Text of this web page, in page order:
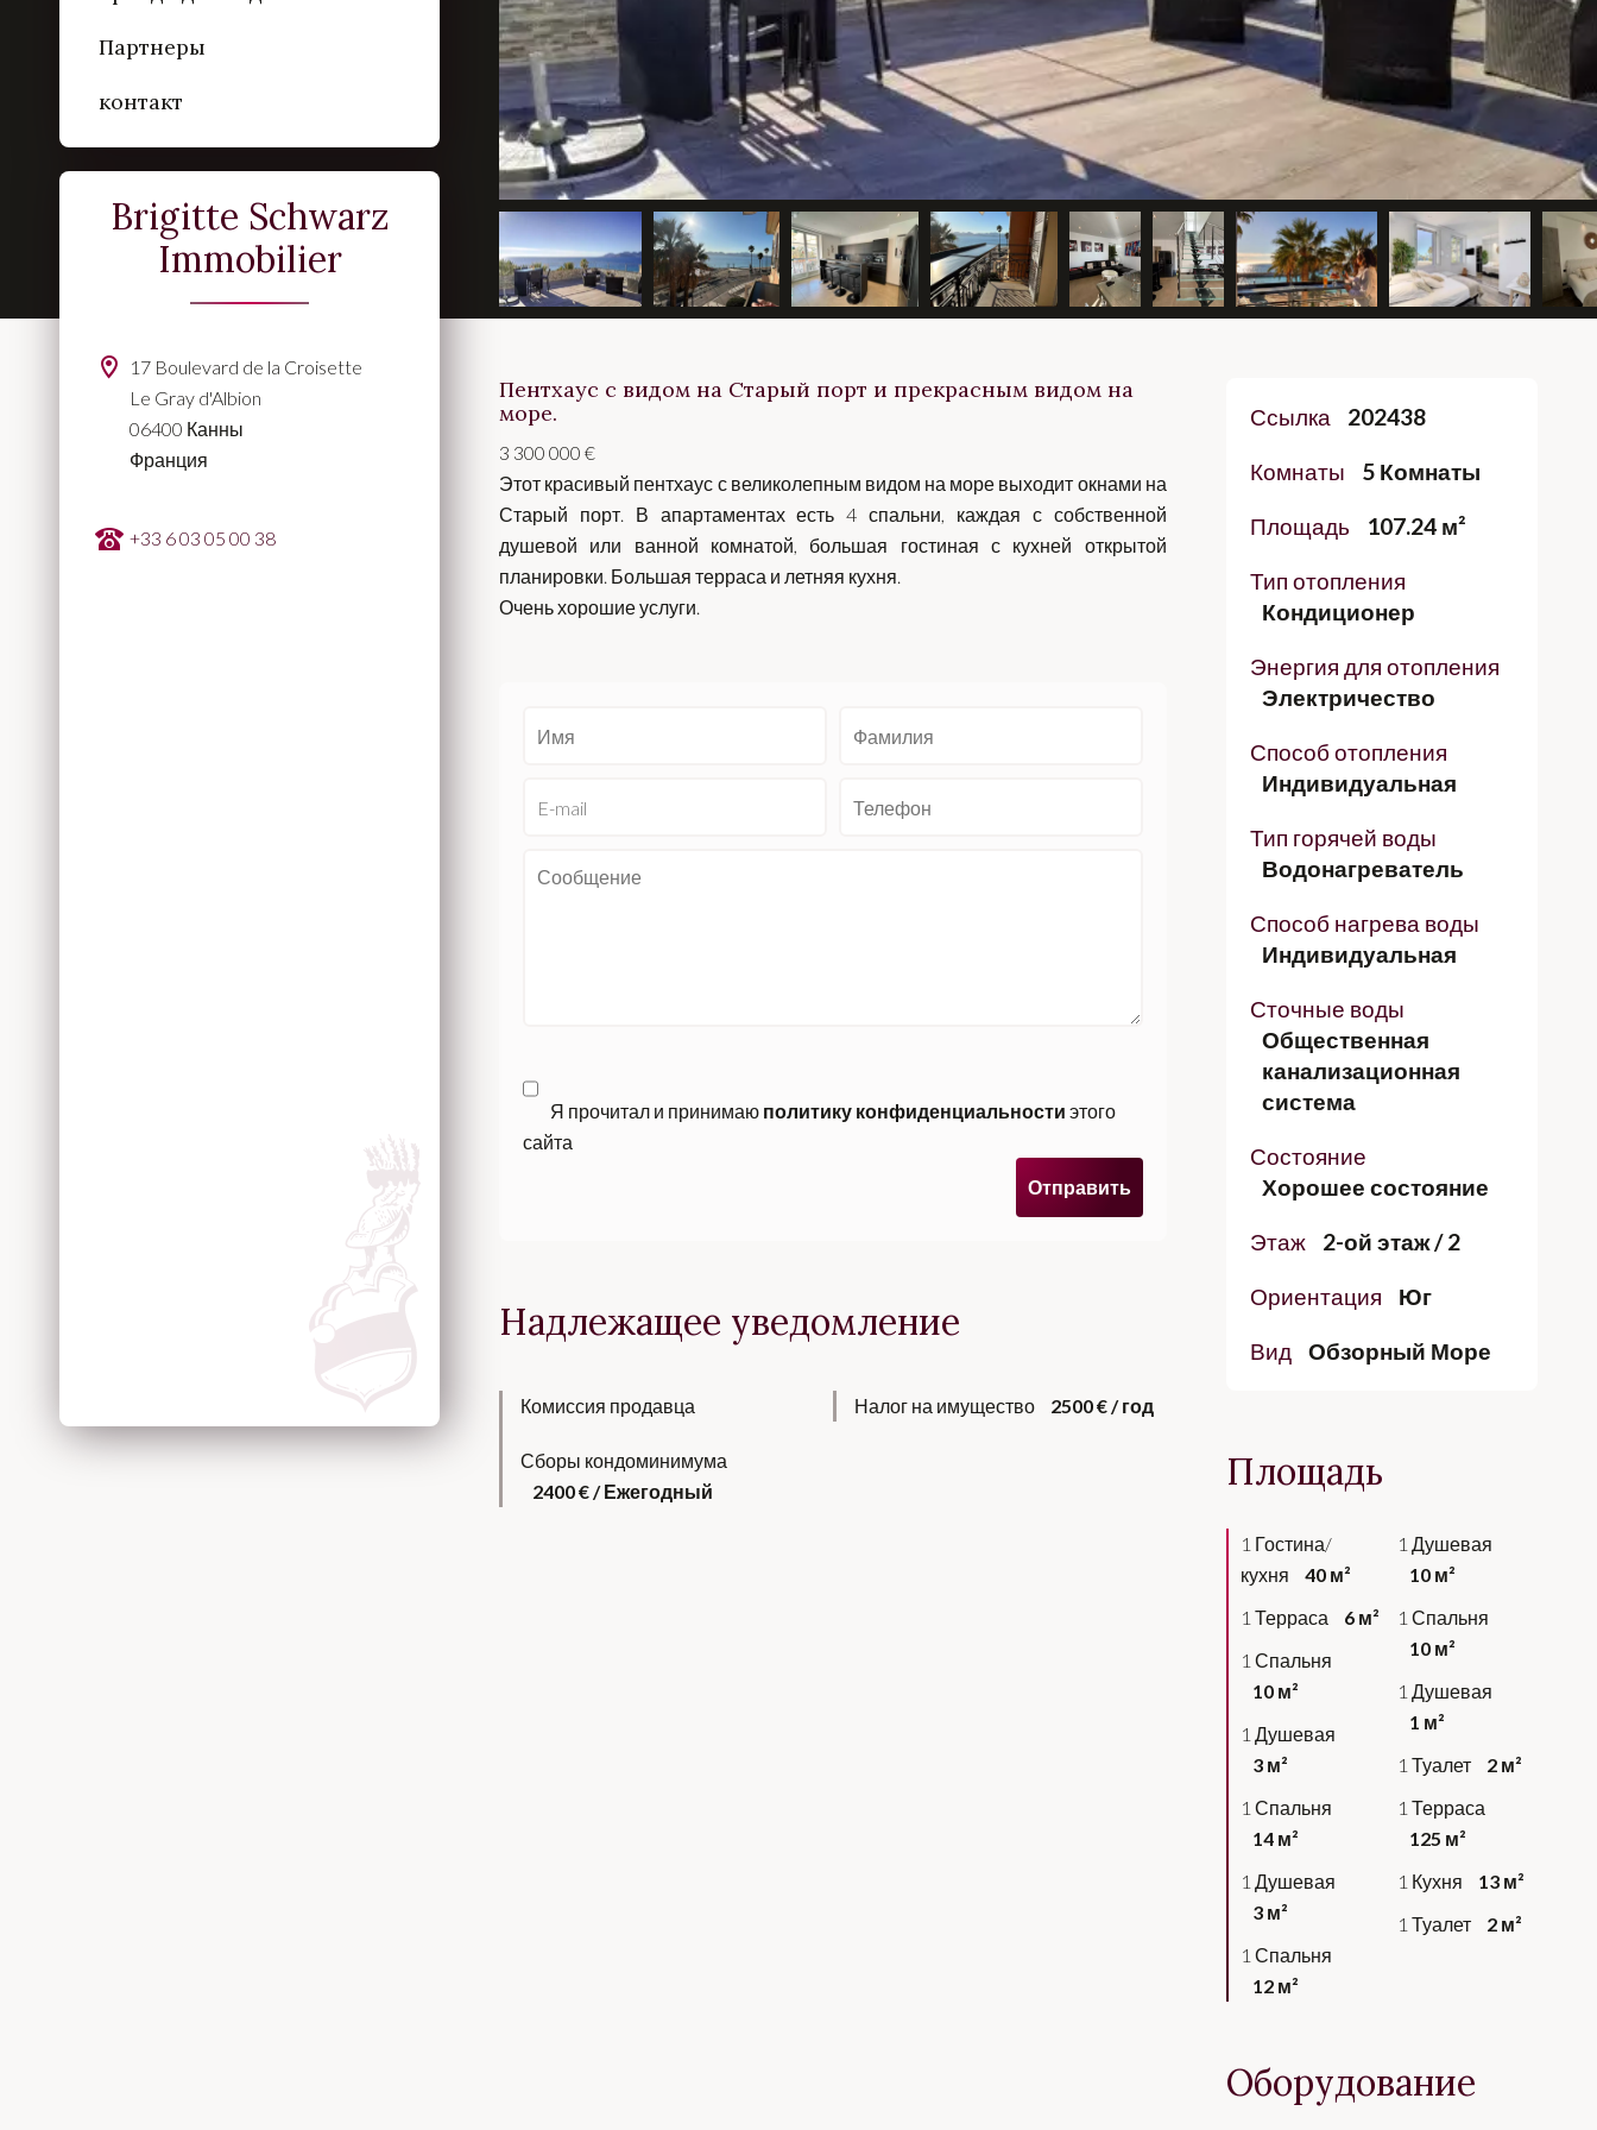
Партнеры
контакт
Brigitte Schwarz
Immobilier
17 Boulevard de la Croisette
Le Gray d'Albion
06400 Канны
Франция
+33 6 03 05 00 38
Ссылка
202438
Комнаты
5 Комнаты
Площадь
107.24 м²
Тип отопления
Кондиционер
Энергия для отопления
Электричество
Способ отопления
Индивидуальная
Тип горячей воды
Водонагреватель
Способ нагрева воды
Индивидуальная
Сточные воды
Общественная
канализационная
система
Состояние
Хорошее состояние
Этаж
2-ой этаж / 2
Ориентация
Юг
Вид
Обзорный Море
Площадь
1 Гостина/
кухня
40 м²
1 Терраса
6 м²
1 Спальня
10 м²
1 Душевая
3 м²
1 Спальня
14 м²
1 Душевая
3 м²
1 Спальня
12 м²
1 Душевая
10 м²
1 Спальня
10 м²
1 Душевая
1 м²
1 Туалет
2 м²
1 Терраса
125 м²
1 Кухня
13 м²
1 Туалет
2 м²
Оборудование
Пентхаус с видом на Старый порт и прекрасным видом на
море.
3 300 000 €
Этот красивый пентхаус с великолепным видом на море выходит окнами на
Старый порт. В апартаментах есть 4 спальни, каждая с собственной
душевой или ванной комнатой, большая гостиная с кухней открытой
планировки. Большая терраса и летняя кухня.
Очень хорошие услуги.
Я прочитал и принимаю политику конфиденциальности этого
сайта
Отправить
Надлежащее уведомление
Комиссия продавца Налог на имущество 2500 € / год
Сборы кондоминимума
2400 € / Ежегодный